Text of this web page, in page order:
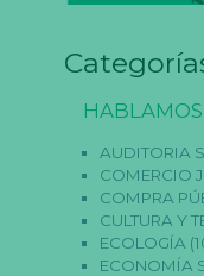
AUDITORIA
COMERCIO
COMPRA
CULTURA Y
ECOLOGÍA
ECONOMÍA